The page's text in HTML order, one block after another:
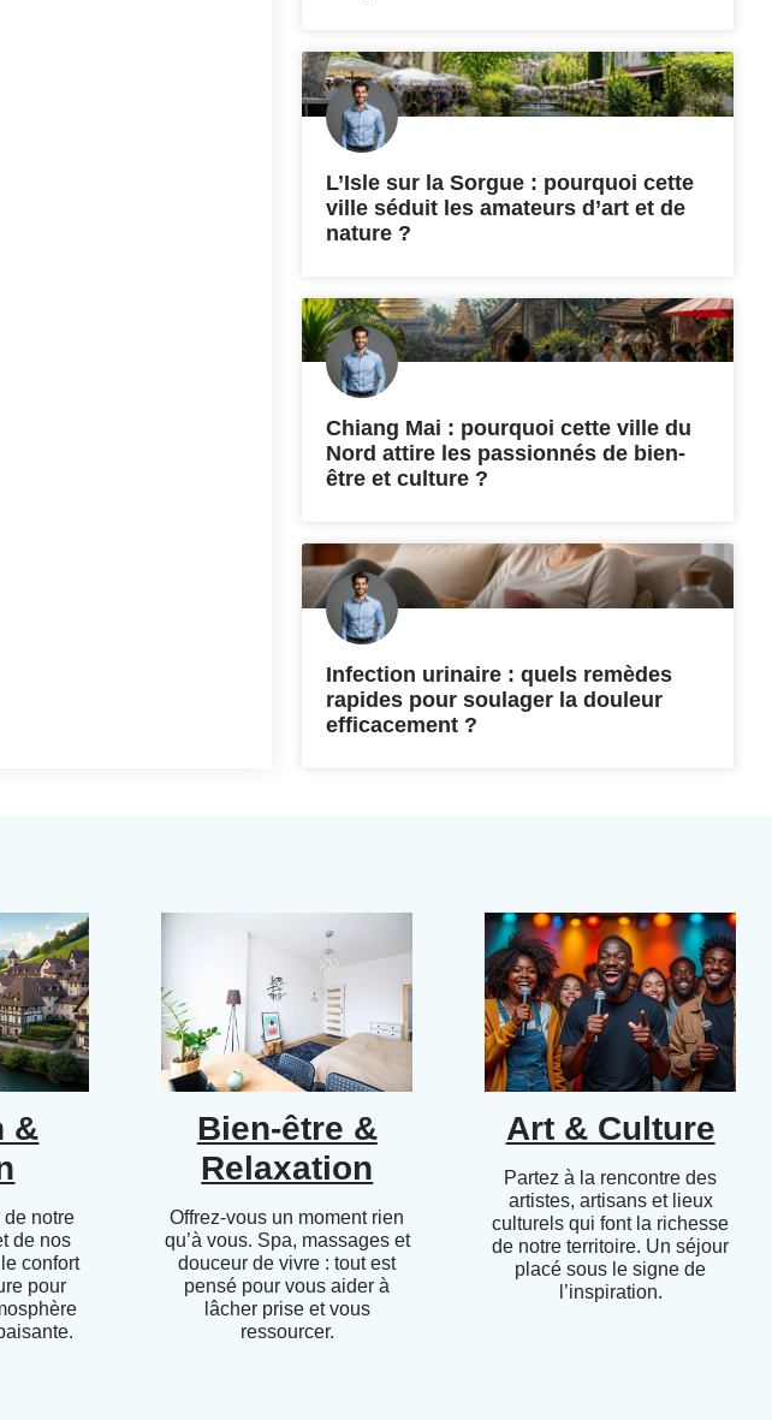
L’Isle sur la Sorgue : pourquoi cette
ville séduit les amateurs d’art et de
nature ?
Chiang Mai : pourquoi cette ville du
Nord attire les passionnés de bien-
être et culture ?
Infection urinaire : quels remèdes
rapides pour soulager la douleur
efficacement ?
&
de notre
de nos
confort
pour
Bien-être &
Relaxation
Offrez-vous un moment rien
qu’à vous. Spa, massages et
douceur de vivre : tout est
pensé pour vous aider à
lâcher prise et vous
ressourcer.
Art & Culture
Partez à la rencontre des
artistes, artisans et lieux
culturels qui font la richesse
de notre territoire. Un séjour
placé sous le signe de
l’inspiration.